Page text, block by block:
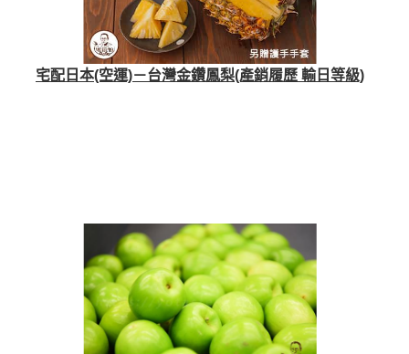
宅配日本(空運)－台灣金鑽鳳梨(產銷履歷 輸日等級)